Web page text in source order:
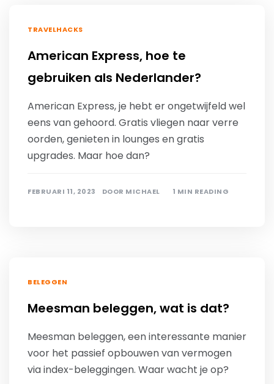
TRAVELHACKS
American Express, hoe te
gebruiken als Nederlander?
American Express, je hebt er ongetwijfeld wel
eens van gehoord. Gratis vliegen naar verre
oorden, genieten in lounges en gratis
upgrades. Maar hoe dan?
FEBRUARI 11, 2023 DOOR MICHAEL 1 MIN READING
BELEGGEN
Meesman beleggen, wat is dat?
Meesman beleggen, een interessante manier
voor het passief opbouwen van vermogen
via index-beleggingen. Waar wacht je op?